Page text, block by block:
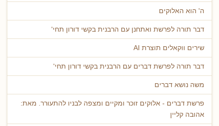
ה' הוא האלוקים
דבר תורה לפרשת ואתחנן עם הרבנית בקשי דורון תחי'
שירים ווקאלים תוצרת AI
דבר תורה לפרשת דברים עם הרבנית בקשי דורון תחי'
משה נושא דברים
פרשת דברים - אלוקים זוכר ומקיים ומצפה לבניו להתעורר. מאת:
אהובה קליין